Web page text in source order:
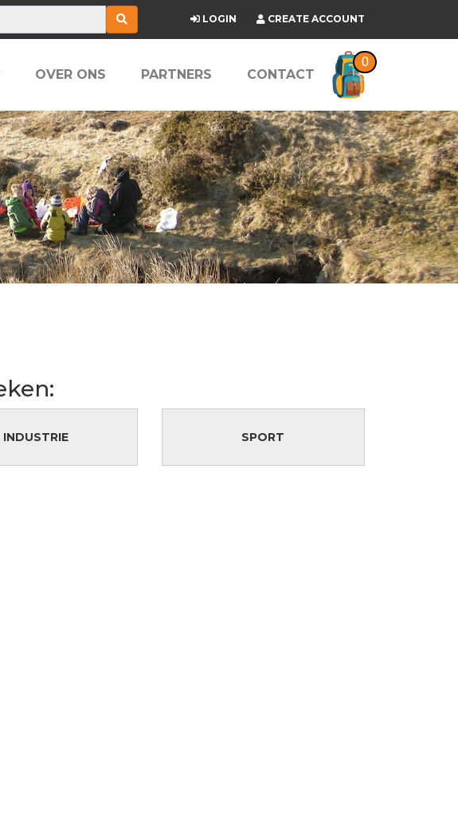
LOGIN CREATE ACCOUNT
OVER ONS PARTNERS CONTACT
0
INDUSTRIE SPORT